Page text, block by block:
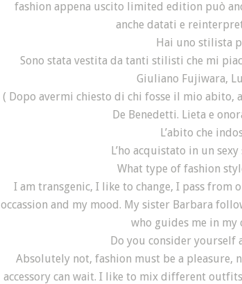
fashion appena uscito limited edition può
anche datati e
Hai uno stilista
Sono stata vestita da tanti stilisti che mi
Giuliano Fujiwara,
( Dopo avermi chiesto di chi fosse il mio abito,
De Benedetti. Lieta e
L’abito che
L’ho acquistato in un
What type of fashion
I am transgenic, I like to change, I pass from
occassion and my mood. My sister Barbara
who guides me in my
Do you consider yourself
Absolutely not, fashion must be a pleasure,
accessory can wait. I like to mix different